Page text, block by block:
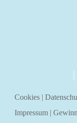
Cookies |
Impressum |